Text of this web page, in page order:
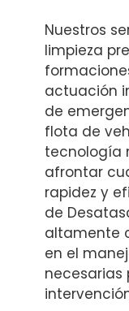
Nuestros
limpieza
actuación
de
flota de
tecnología
afrontar
rapidez y
de
altamente
en el
necesarias